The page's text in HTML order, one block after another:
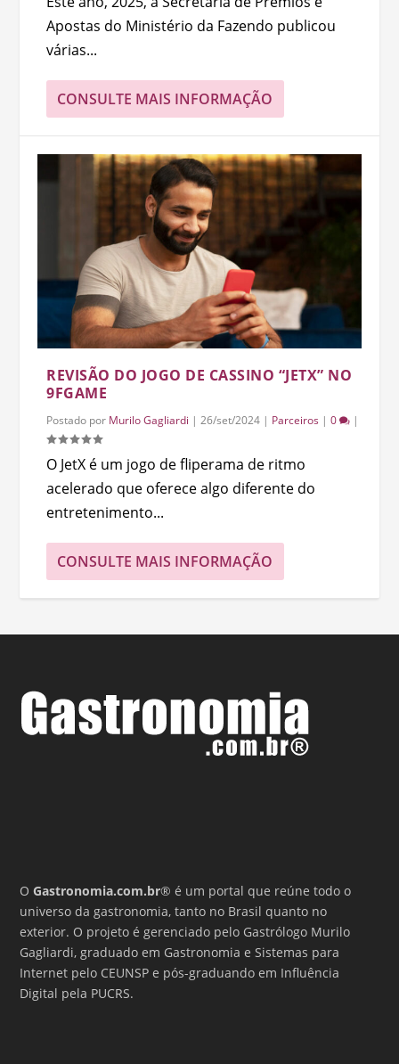
Apostas do Ministério da Fazendo publicou
várias...
CONSULTE MAIS INFORMAÇÃO
REVISÃO DO JOGO DE CASSINO “JETX” NO
9FGAME
Postado por Murilo Gagliardi |26/set/2024 | Parceiros |0 |
O JetX é um jogo de fliperama de ritmo
acelerado que oferece algo diferente do
entretenimento...
CONSULTE MAIS INFORMAÇÃO
OGastronomia.com.br® é um portal que reúne todo o
universo da gastronomia, tanto no Brasil quanto no
exterior. O projeto é gerenciado pelo Gastrólogo Murilo
Gagliardi, graduado em Gastronomia e Sistemas para
Internet pelo CEUNSP e pós-graduando em Influência
Digital pela PUCRS.